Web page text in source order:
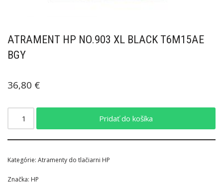
ATRAMENT HP NO.903 XL BLACK T6M15AE
BGY
36,80 €
Pridať do košíka
Kategórie: Atramenty do tlačiarni HP
Značka: HP